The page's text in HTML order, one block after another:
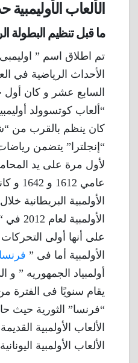
الألعاب الأوليمبية
ما قبل تنظيم البطولة
تم اطلاق اسم ”
الأحداث الرياضية في
السابع عشر و كان
“ألعاب كوتسوولد
كان ينظم بالقرب من
“إنجلترا” يتضمن
لأول مرة على يد
عامي
الأولمبية البريطانية
على أنها أولى
الأولمبية أما فى ” فرنسا
أولمبياد الجمهوريه ”
“فرنسا” الثورية حيث
الألعاب الأولمبية
الألعاب الأولمبية